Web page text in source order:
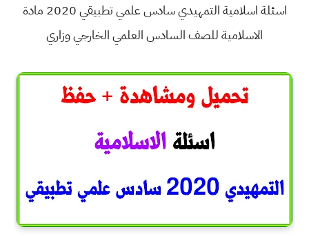
اسئلة اسلامية التمهيدي سادس علمي تطبيقي 2020 مادة
الاسلامية للصف السادس العلمي الخارجي وزاري